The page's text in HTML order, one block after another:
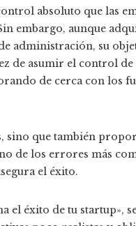
absoluto que las
embargo, aunque
administración, su
de asumir el control
de cerca con los
sino que también
de los errores más
el éxito.
el éxito de tu startup»,